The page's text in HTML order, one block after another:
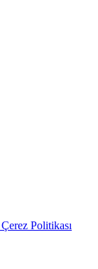
Çerez Politikası